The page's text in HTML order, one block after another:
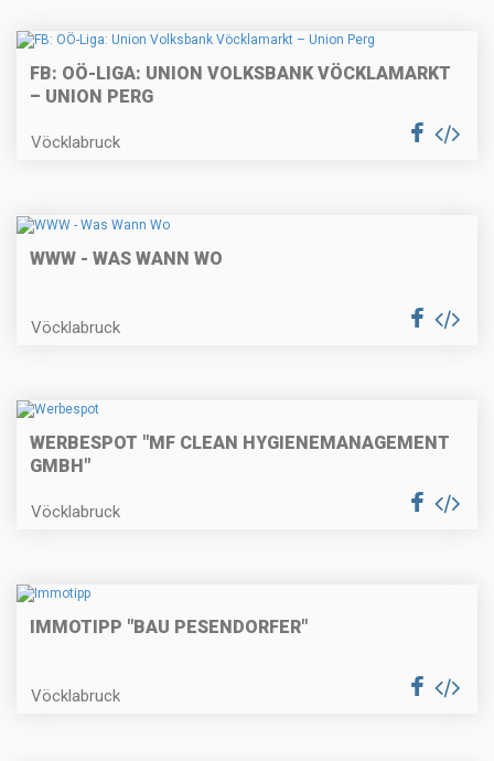
FB: OÖ-LIGA: UNION VOLKSBANK VÖCKLAMARKT
– UNION PERG
Vöcklabruck
WWW - WAS WANN WO
Vöcklabruck
WERBESPOT "MF CLEAN HYGIENEMANAGEMENT
GMBH"
Vöcklabruck
IMMOTIPP "BAU PESENDORFER"
Vöcklabruck